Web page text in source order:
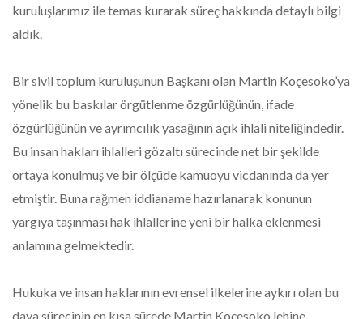
kuruluşlarımız ile temas kurarak süreç hakkında detaylı bilgi
aldık.
Bir sivil toplum kuruluşunun Başkanı olan Martin Koçesoko’ya
yönelik bu baskılar örgütlenme özgürlüğünün, ifade
özgürlüğünün ve ayrımcılık yasağının açık ihlali niteliğindedir.
Bu insan hakları ihlalleri gözaltı sürecinde net bir şekilde
ortaya konulmuş ve bir ölçüde kamuoyu vicdanında da yer
etmiştir. Buna rağmen iddianame hazırlanarak konunun
yargıya taşınması hak ihlallerine yeni bir halka eklenmesi
anlamına gelmektedir.
Hukuka ve insan haklarının evrensel ilkelerine aykırı olan bu
dava sürecinin en kısa sürede Martin Koçesoko lehine